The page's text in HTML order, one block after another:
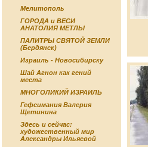
Мелитополь
ГОРОДА и ВЕСИ
АНАТОЛИЯ МЕТЛЫ
ПАЛИТРЫ СВЯТОЙ ЗЕМЛИ
(Бердянск)
Израиль - Новосибирску
Шай Агнон как гений
места
МНОГОЛИКИЙ ИЗРАИЛЬ
Гефсимания Валерия
Щетинина
Здесь и сейчас:
художественный мир
Александры Ильяевой